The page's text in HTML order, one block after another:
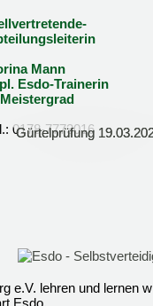
Gürtelprüfung
Gürtelprüfung
Mann
Esdo-Trainerin
0178-7773016
e.V. lehren und lernen
Esdo.